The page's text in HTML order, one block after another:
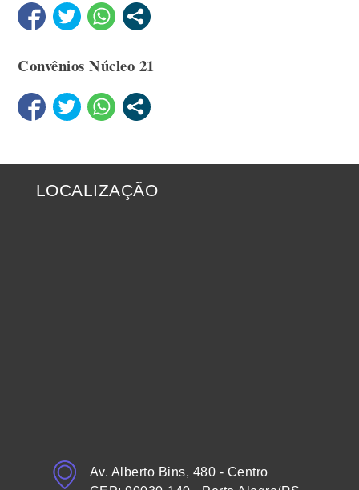
Convênios Núcleo 21
LOCALIZAÇÃO
Av. Alberto Bins, 480 - Centro